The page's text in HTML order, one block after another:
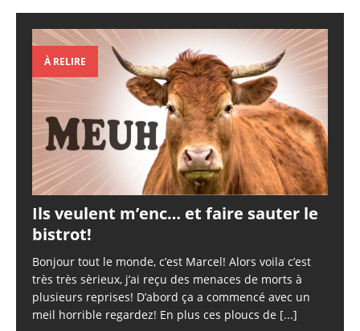
À RELIRE
Ils veulent m’enc… et faire sauter le
bistrot!
Bonjour tout le monde, c’est Marcel! Alors voila c’est
très très sèrieux, j’ai reçu des menaces de morts à
plusieurs reprises! D’abord ça a commencé avec un
meil horrible regardez! En plus ces ploucs de [...]